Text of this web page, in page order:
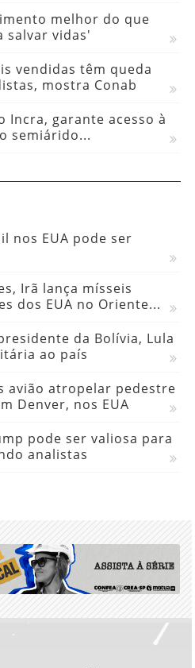
melhor do que
salvar vidas'
vendidas têm queda
mostra Conab
Incra, garante acesso à
semiárido...
nos EUA pode ser
Irã lança mísseis
dos EUA no Oriente...
da Bolívia, Lula
ao país
avião atropelar pedestre
Denver, nos EUA
pode ser valiosa para
analistas